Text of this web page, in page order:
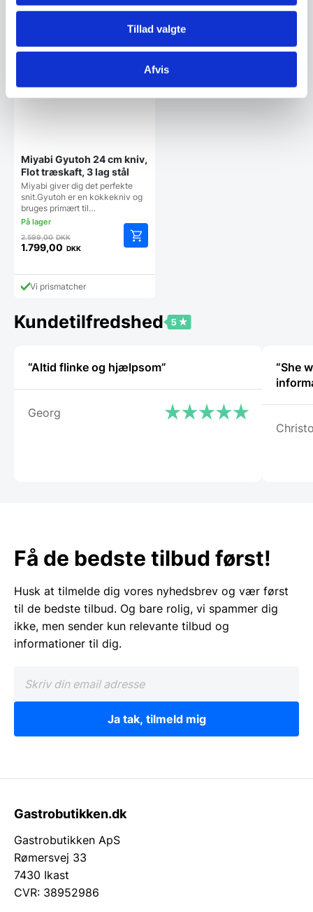
Tillad valgte
Afvis
er:
er:
SPAR 31%
Miyabi Gyutoh 24 cm kniv,
Flot træskaft, 3 lag stål
Miyabi giver dig det perfekte
snit.Gyutoh er en kokkekniv og
bruges primært til…
2.599,00DKKDen
oprindelige
var:
2.599,00 DKK.
1.799,00 DKK
aktuelle
prisVi prismatcher
Kundetilfredshed
“Altid flinke og hjælpsom”
Georg
“She
Få de bedste tilbud først!
Husk at tilmelde dig vores nyhedsbrev og vær først
til de bedste tilbud. Og bare rolig, vi spammer dig
ikke, men sender kun relevante tilbud og
informationer til dig.
Ja tak, tilmeld mig
Gastrobutikken.dk
Gastrobutikken ApS
Rømersvej 33
7430 Ikast
CVR: 38952986